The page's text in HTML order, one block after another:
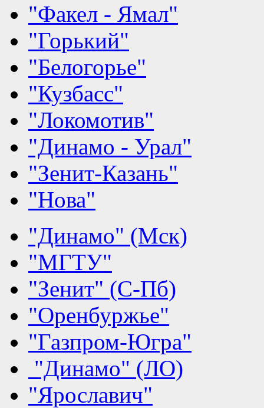
"Факел - Ямал"
"Горький"
"Белогорье"
"Кузбасс"
"Локомотив"
"Динамо - Урал"
"Зенит-Казань"
"Нова"
"Динамо" (Мск)
"МГТУ"
"Зенит" (С-Пб)
"Оренбуржье"
"Газпром-Югра"
"Динамо" (ЛО)
"Ярославич"